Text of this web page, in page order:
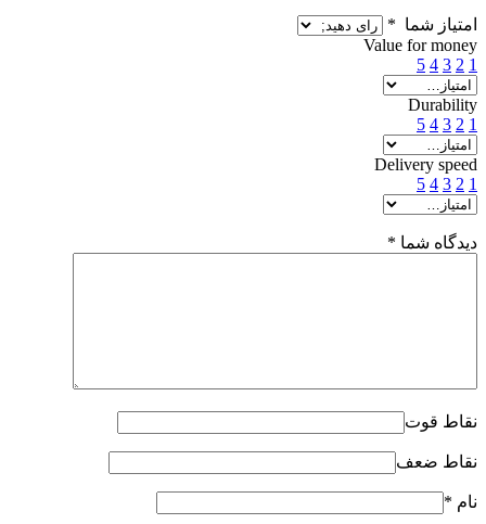
امتیاز شما *
Value for money
1
2
3
4
5
Durability
1
2
3
4
5
Delivery speed
1
2
3
4
5
دیدگاه شما *
نقاط قوت
نقاط ضعف
نام *